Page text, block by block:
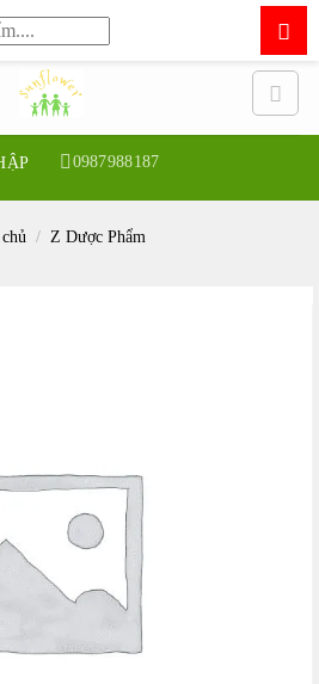
0987988187
/ Z Dược Phẩm